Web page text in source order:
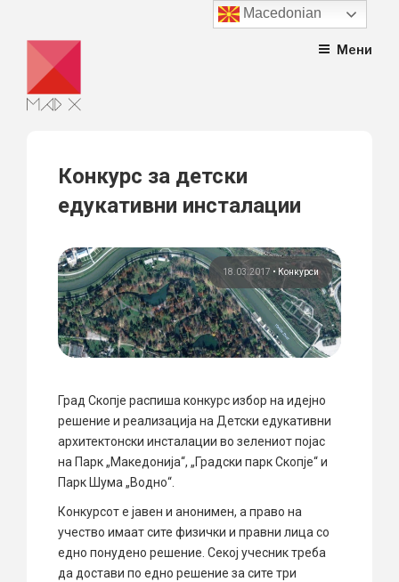
content
Мени
Конкурс за детски
едукативни инсталации
18.03.2017 •Конкурси
Град Скопје распиша конкурс избор на идејно
решение и реализација на Детски едукативни
архитектонски инсталации во зелениот појас
на Парк „Македонија“, „Градски парк Скопје“ и
Парк Шума „Водно“.
Конкурсот е јавен и анонимен, а право на
учество имаат сите физички и правни лица со
едно понудено решение. Секој учесник треба
да достави по едно решение за сите три
Macedonian